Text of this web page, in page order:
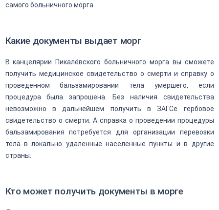
самого больничного морга.
Какие документы выдает морг
В канцелярии Пикалёвского больничного морга вы сможете
получить медицинское свидетельство о смерти и справку о
проведенном бальзамировании тела умершего, если
процедура была запрошена. Без наличия свидетельства
невозможно в дальнейшем получить в ЗАГСе гербовое
свидетельство о смерти. А справка о проведении процедуры
бальзамирования потребуется для организации перевозки
тела в локально удаленные населенные пункты и в другие
страны.
Кто может получить документы в морге